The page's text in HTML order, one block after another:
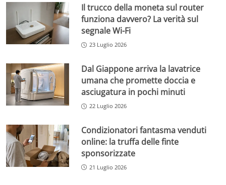
Il trucco della moneta sul router
funziona davvero? La verità sul
segnale Wi-Fi
23 Luglio 2026
Dal Giappone arriva la lavatrice
umana che promette doccia e
asciugatura in pochi minuti
22 Luglio 2026
Condizionatori fantasma venduti
online: la truffa delle finte
sponsorizzate
21 Luglio 2026